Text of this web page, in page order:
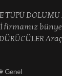
TÜPÜ
firmamız
Genel